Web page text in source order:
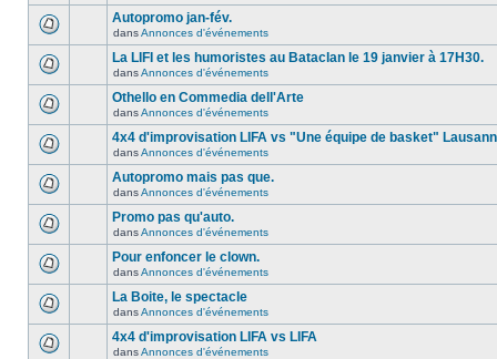
Autopromo jan-fév.
dansAnnonces d'événements
La LIFI et les humoristes au Bataclan le 19 janvier à 17H30.
dansAnnonces d'événements
Othello en Commedia dell'Arte
dansAnnonces d'événements
4x4 d'improvisation LIFA vs "Une équipe de basket"
dansAnnonces d'événements
Autopromo mais pas que.
dansAnnonces d'événements
Promo pas qu'auto.
dansAnnonces d'événements
Pour enfoncer le clown.
dansAnnonces d'événements
La Boite, le spectacle
dansAnnonces d'événements
4x4 d'improvisation LIFA vs LIFA
dansAnnonces d'événements